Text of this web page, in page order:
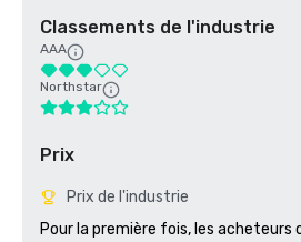
Classements de l'industrie
AAA
Northstar
Prix
Prix de l'industrie
Pour la première fois, les